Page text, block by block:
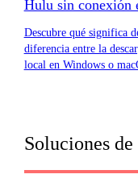
Hulu sin conexión
Descubre qué significa
diferencia entre la
local en Windows o
Soluciones de